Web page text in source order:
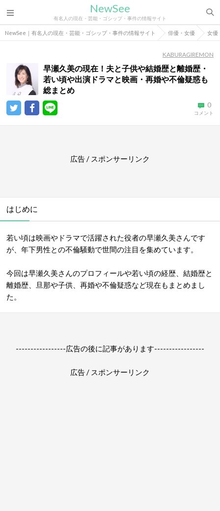
NewSee
有名人の現在・芸能・ゴシップ・事件の情報サイト
NewSee｜有名人の現在・芸能・ゴシップ・事件の情報サイト 俳優・女優 女優
KABURAGIREMON
早瀬久美の現在！夫と子供や結婚歴と離婚歴・
若い頃や出演ドラマと映画・再婚や不倫疑惑も
総まとめ
0
コメント
広告 / スポンサーリンク
はじめに
若い頃は映画やドラマで活躍された役者の早瀬久美さんです
が、年下男性との不倫騒動で世間の注目を集めています。
今回は早瀬久美さんのプロフィールや若い頃の経歴、結婚歴と
離婚歴、旦那や子供、再婚や不倫疑惑など現在もまとめまし
た。
-----------------広告の後に記事があります-----------------
広告 / スポンサーリンク